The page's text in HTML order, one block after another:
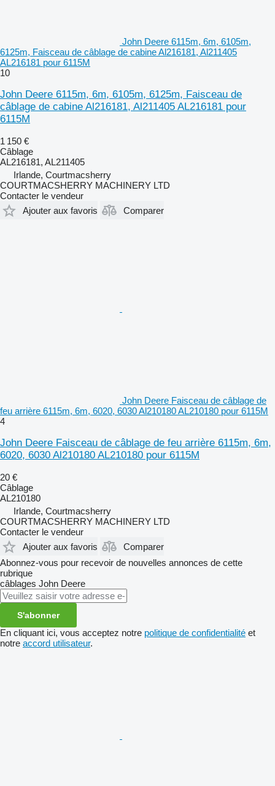
John Deere 6115m, 6m, 6105m,
6125m, Faisceau de câblage de cabine Al216181, Al211405
AL216181 pour 6115M
10
John Deere 6115m, 6m, 6105m, 6125m, Faisceau de
câblage de cabine Al216181, Al211405 AL216181 pour
6115M
1 150 €
Câblage
AL216181, AL211405
Irlande, Courtmacsherry
COURTMACSHERRY MACHINERY LTD
Contacter le vendeur
Ajouter aux favoris
Comparer
John Deere Faisceau de câblage de
feu arrière 6115m, 6m, 6020, 6030 Al210180 AL210180 pour 6115M
4
John Deere Faisceau de câblage de feu arrière 6115m, 6m,
6020, 6030 Al210180 AL210180 pour 6115M
20 €
Câblage
AL210180
Irlande, Courtmacsherry
COURTMACSHERRY MACHINERY LTD
Contacter le vendeur
Ajouter aux favoris
Comparer
Abonnez-vous pour recevoir de nouvelles annonces de cette
rubrique
câblages John Deere
S'abonner
En cliquant ici, vous acceptez notre politique de confidentialité et
notre accord utilisateur.